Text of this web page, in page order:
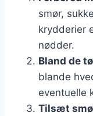
smør,
krydderier
nødder.
Bland de
blande
eventuelle
Tilsæt